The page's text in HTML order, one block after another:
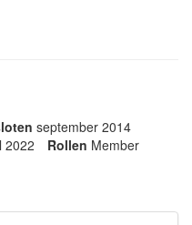
september 2014
2022 Rollen Member